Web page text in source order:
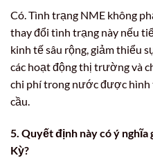
Có. Tình trạng NME không
thay đổi tình trạng này nếu
kinh tế sâu rộng, giảm thiểu
các hoạt động thị trường và
chi phí trong nước được
cầu.
5. Quyết định này có ý nghĩa
Kỳ?